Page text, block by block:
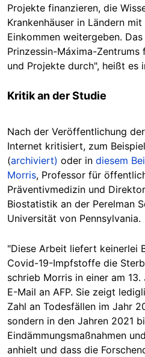
Projekte finanzieren, die
Krankenhäuser in Ländern
Einkommen weitergeben.
Prinzessin-Máxima-
und Projekte durch", heißt es
Kritik an der Studie
Nach der Veröffentlichung
Internet kritisiert, zum
(archiviert) oder in diesem
Morris, Professor für
Präventivmedizin und
Biostatistik an der Perelman
Universität von Pennsylvania.
"Diese Arbeit liefert keinerlei
Covid-19-Impfstoffe die
schrieb Morris in einer am
E-Mail an AFP. Sie zeigt l
Zahl an Todesfällen im Jahr
sondern in den Jahren 2021
Eindämmungsmaßnahmen
anhielt und dass die